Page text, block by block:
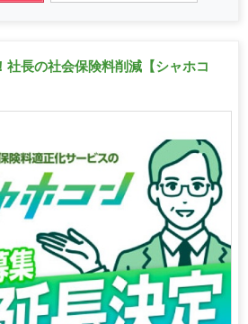
社長の社会保険料削減【シャホコ